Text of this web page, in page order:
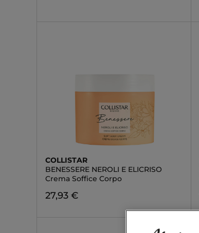
COLLISTAR
BENESSERE NEROLI E ELICRISO
Crema Soffice Corpo
27,93 €